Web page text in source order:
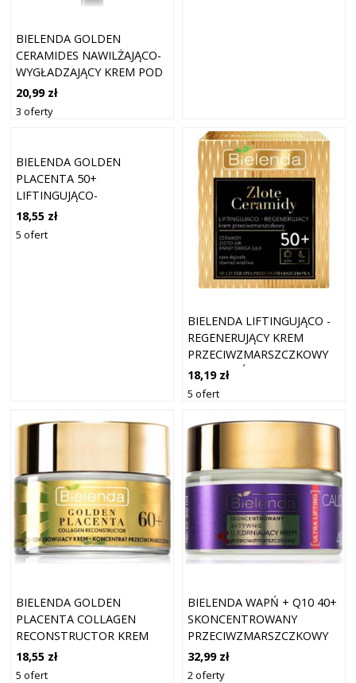
BIELENDA GOLDEN
CERAMIDES NAWILŻAJĄCO-
WYGŁADZAJĄCY KREM POD
OCZY 15 ML
20,99 zł
3 oferty
BIELENDA GOLDEN
PLACENTA 50+
LIFTINGUJĄCO-
UJĘDRNIAJĄCY KREM
PRZECIWZMARSZCZKOWY
18,55 zł
5 ofert
BIELENDA LIFTINGUJĄCO -
REGENERUJĄCY KREM
PRZECIWZMARSZCZKOWY
50+, DZIEŃ/ NOC
18,19 zł
5 ofert
BIELENDA GOLDEN
PLACENTA COLLAGEN
RECONSTRUCTOR KREM
UJĘDRNIAJĄCY 60+ 50 ML
18,55 zł
5 ofert
BIELENDA WAPŃ + Q10 40+
SKONCENTROWANY
PRZECIWZMARSZCZKOWY
KREM UJĘDRNIAJĄCY DO
TWARZY 50 ML
32,99 zł
2 oferty